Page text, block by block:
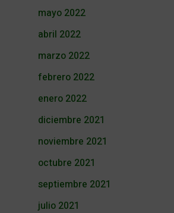
mayo 2022
abril 2022
marzo 2022
febrero 2022
enero 2022
diciembre 2021
noviembre 2021
octubre 2021
septiembre 2021
julio 2021